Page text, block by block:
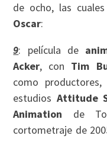
de ocho, las
Oscar:
9: película de
Acker, con Tim
como
estudios Attitude
Animation de
cortometraje de